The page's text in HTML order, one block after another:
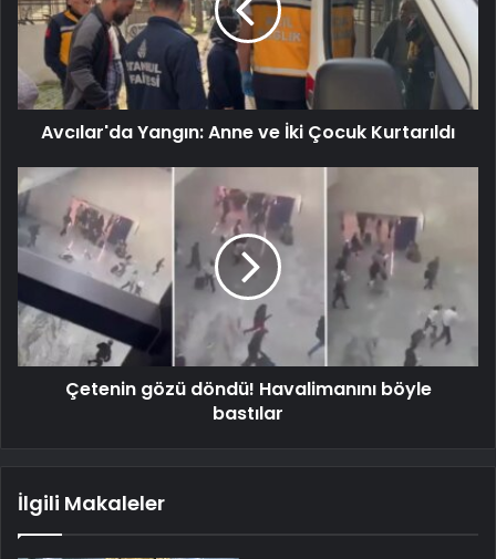
Avcılar'da Yangın: Anne ve İki Çocuk Kurtarıldı
Çetenin gözü döndü! Havalimanını böyle
bastılar
İlgili Makaleler